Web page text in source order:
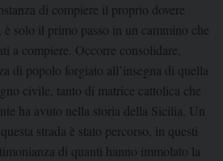
di compiere il proprio dovere
solo il primo passo in un cammino che
a compiere. Occorre consolidare,
di popolo forgiato all’insegna di quella
civile, tanto di matrice cattolica che
ha avuto nella storia della Sicilia. Un
strada è stato percorso, in questi
di quanti hanno immolato la